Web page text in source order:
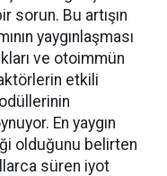
sorun. Bu artışın
yaygınlaşması
ve otoimmün
etkili
En yaygın
olduğunu belirten
süren iyot